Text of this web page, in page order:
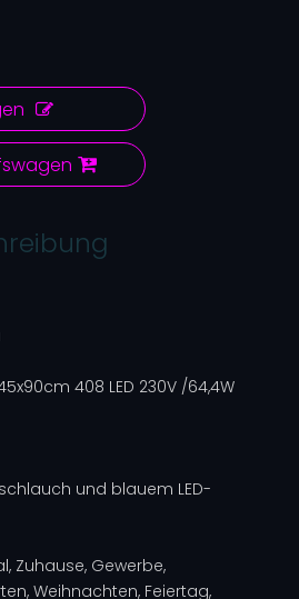
408 LED 230V /64,4W
und blauem LED-
Zuhause, Gewerbe,
Weihnachten, Feiertag,